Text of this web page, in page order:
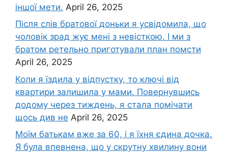
іншої мети. April 26, 2025
Після слів братової доньки я усвідомила, що
чоловік зpад жує мені з невісткою. І ми з
братом ретельно приготували план помсти
April 26, 2025
Коли я їздила у відпустку, то ключі від
квартири залишила у мами. Повернувшись
додому через тиждень, я стала помічати
щось див не April 26, 2025
Моїм батькам вже за 60, і я їхня єдина дочка.
Я була впевнена, що у скрутну хвилину вони